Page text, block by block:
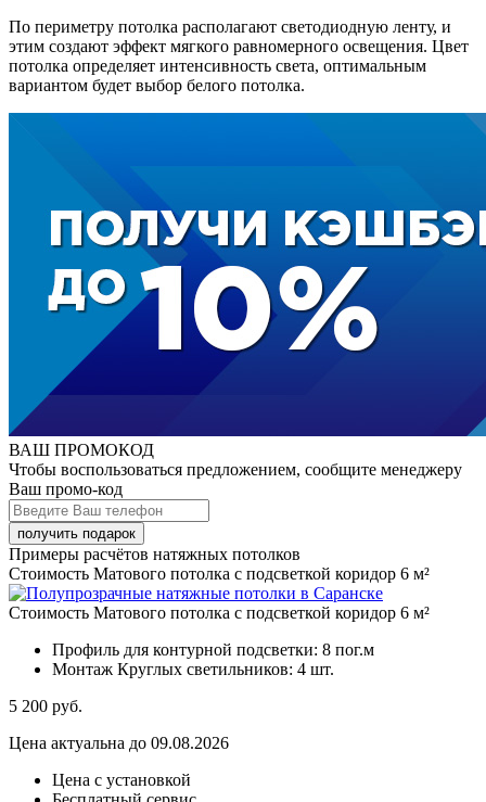
По периметру потолка располагают светодиодную ленту, и
этим создают эффект мягкого равномерного освещения. Цвет
потолка определяет интенсивность света, оптимальным
вариантом будет выбор белого потолка.
ВАШ ПРОМОКОД
Чтобы воспользоваться предложением, сообщите менеджеру
Ваш промо-код
Примеры расчётов натяжных потолков
Стоимость Матового потолка с подсветкой коридор 6 м²
Стоимость Матового потолка с подсветкой коридор 6 м²
Профиль для контурной подсветки: 8 пог.м
Монтаж Круглых светильников: 4 шт.
5 200 руб.
Цена актуальна до 09.08.2026
Цена с установкой